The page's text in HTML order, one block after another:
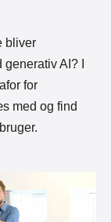
bliver
AI? I
for
med og find